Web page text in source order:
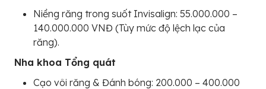
Niềng răng trong suốt Invisalign: 55.000.000 –
140.000.000 VNĐ (Tùy mức độ lệch lạc của
răng).
Nha khoa Tổng quát
Cạo vôi răng & Đánh bóng: 200.000 – 400.000